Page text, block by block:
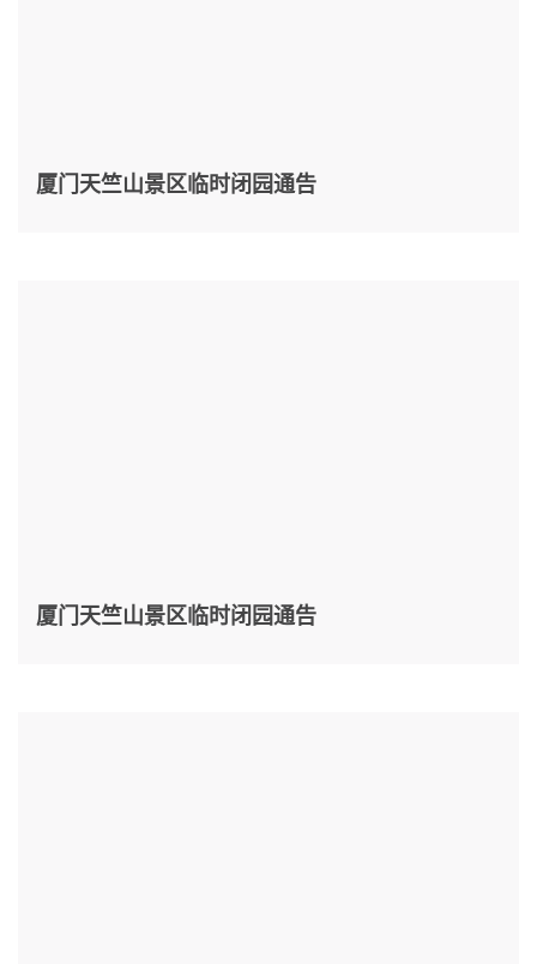
厦门天竺山景区临时闭园通告
厦门天竺山景区临时闭园通告